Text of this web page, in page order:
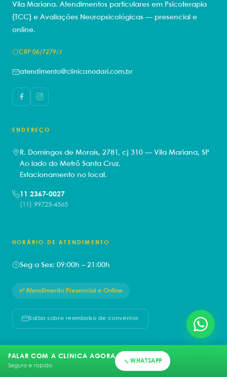
Vila Mariana. Atendimentos particulares em Psicoterapia
(TCC) e Avaliações Neuropsicológicas — presencial e
online.
CRP 06/7279/J
atendimento@clinicanodari.com.br
ENDEREÇO
R. Domingos de Morais, 2781, cj 310 — Vila Mariana, SP
Ao lado do Metrô Santa Cruz.
Estacionamento no local.
11 2367-0027
(11) 99725-4565
HORÁRIO DE ATENDIMENTO
Seg a Sex: 09:00h – 21:00h
✅ Atendimento Presencial e Online
Saiba sobre reembolso de convênios
FALAR COM A CLINICA AGORA
Seguro e rapido
WHATSAPP